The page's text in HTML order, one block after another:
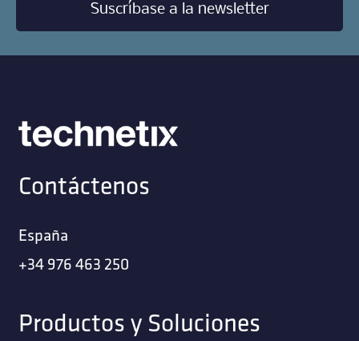
Suscríbase a la newsletter
Contáctenos
España
+34 976 463 250
Productos y Soluciones